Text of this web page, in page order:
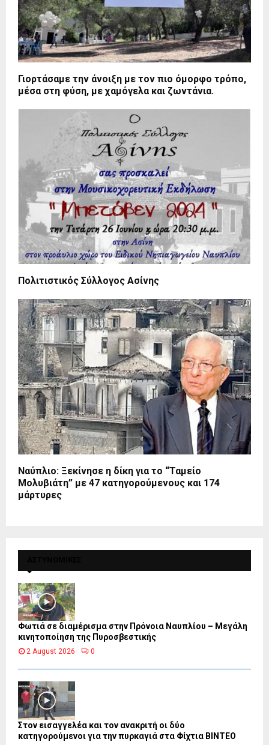
Γιορτάσαμε την άνοιξη με τον πιο όμορφο τρόπο,
μέσα στη φύση, με χαμόγελα και ζωντάνια.
Πολιτιστικός Σύλλογος Ασίνης
Ναύπλιο: Ξεκίνησε η δίκη για το “Ταμείο
Μολυβιάτη” με 47 κατηγορούμενους και 174
μάρτυρες
Φωτιά σε διαμέρισμα στην Πρόνοια Ναυπλίου – Μεγάλη
κινητοποίηση της Πυροσβεστικής
2 August 2026 0
Στον εισαγγελέα και τον ανακριτή οι δύο
κατηγορούμενοι για την πυρκαγιά στα Φίχτια ΒΙΝΤΕΟ